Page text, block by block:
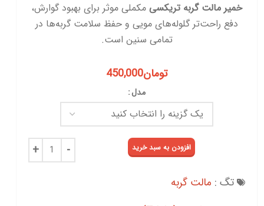
خمیر مالت گربه تریکسی مکملی موثر برای بهبود گوارش،
دفع راحت‌تر گلوله‌های مویی و حفظ سلامت گربه‌ها در
تمامی سنین است.
تومان450,000
مدل
افزودن به سبد خرید
تگ : مالت گربه